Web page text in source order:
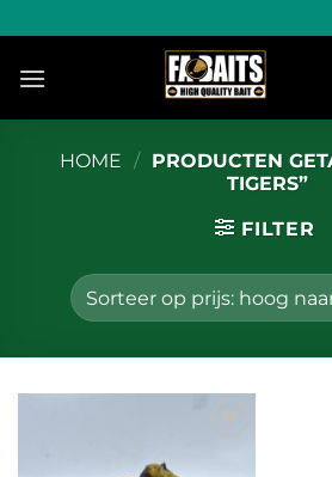
naar
inhoud
HOME / PRODUCTEN
TIGERS”
FILTER